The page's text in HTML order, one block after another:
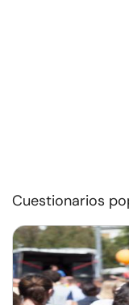
Cuestionarios